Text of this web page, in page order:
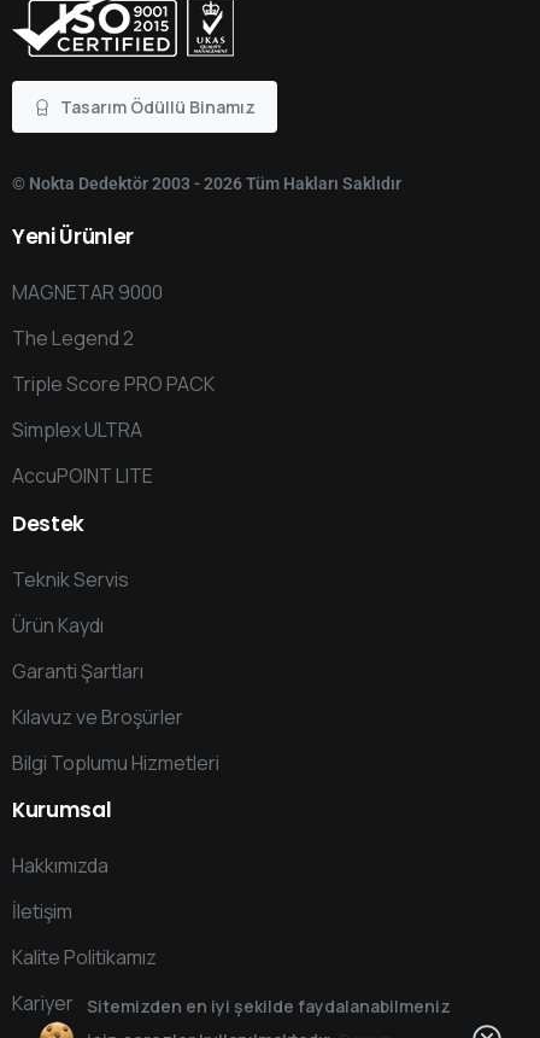
Tasarım Ödüllü Binamız
© Nokta Dedektör 2003 - 2026 Tüm Hakları Saklıdır
YeniÜrünler
MAGNETAR 9000
The Legend 2
Triple Score PRO PACK
Simplex ULTRA
AccuPOINT LITE
Destek
Teknik Servis
Ürün Kaydı
Garanti Şartları
Kılavuz ve Broşürler
Bilgi Toplumu Hizmetleri
Kurumsal
Hakkımızda
İletişim
Kalite Politikamız
Kariyer Sitemizden en iyi şekilde faydalanabilmeniz